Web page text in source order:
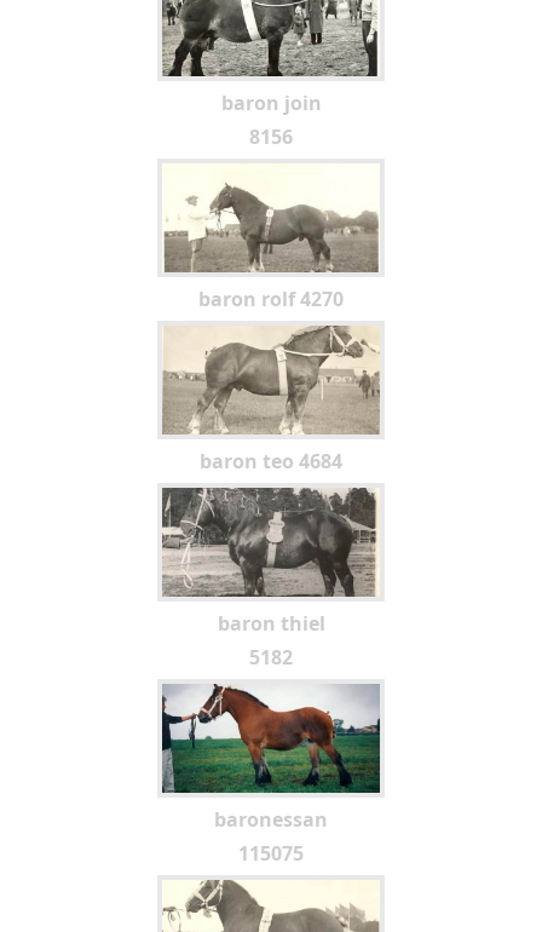
baron join
8156
baron rolf 4270
baron teo 4684
baron thiel
5182
baronessan
115075